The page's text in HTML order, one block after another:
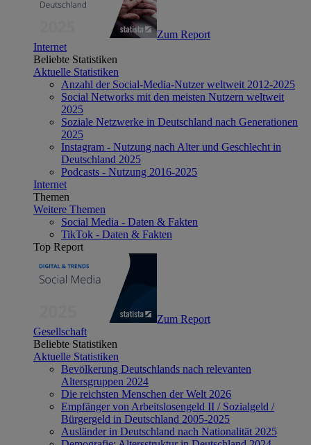
Zum Report
Internet
Beliebte Statistiken
Aktuelle Statistiken
Anzahl der Social-Media-Nutzer weltweit 2012-2025
Social Networks mit den meisten Nutzern weltweit
2025
Soziale Netzwerke in Deutschland nach Generationen
2025
Instagram - Nutzung nach Alter und Geschlecht in
Deutschland 2025
Podcasts - Nutzung 2016-2025
Internet
Themen
Weitere Themen
Social Media - Daten & Fakten
TikTok - Daten & Fakten
Top Report
Zum Report
Gesellschaft
Beliebte Statistiken
Aktuelle Statistiken
Bevölkerung Deutschlands nach relevanten
Altersgruppen 2024
Die reichsten Menschen der Welt 2026
Empfänger von Arbeitslosengeld II / Sozialgeld /
Bürgergeld in Deutschland 2005-2025
Ausländer in Deutschland nach Nationalität 2025